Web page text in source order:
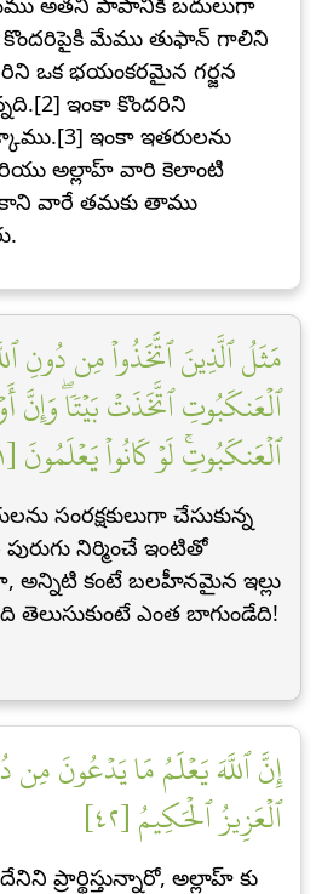
కొందరిపైకి మేము తుఫాన్ గాలిని
ఒక భయంకరమైన గర్జన
ఇంకా కొందరిని
ఇంకా ఇతరులను
అల్లాహ్ వారి కెలాంటి
వారే తమకు తాము
مَثَلُ ٱلَّذِينَ ٱتَّخَذُواْ مِن دُونِ
ٱلۡعَنكَبُوتِ ٱتَّخَذَتۡ بَيۡتٗاۖ وَإِنَّ
ٱلۡعَنكَبُوتِۚ لَوۡ كَانُواْ يَعۡلَمُونَ [٤١]
సంరక్షకులుగా చేసుకున్న
నిర్మించే ఇంటితో
అన్నిటి కంటే బలహీనమైన ఇల్లు
తెలుసుకుంటే ఎంత బాగుండేది!
إِنَّ ٱللَّهَ يَعۡلَمُ مَا يَدۡعُونَ
ٱلۡعَزِيزُ ٱلۡحَكِيمُ [٤٢]
ప్రార్థిస్తున్నారో, అల్లాహ్ కు